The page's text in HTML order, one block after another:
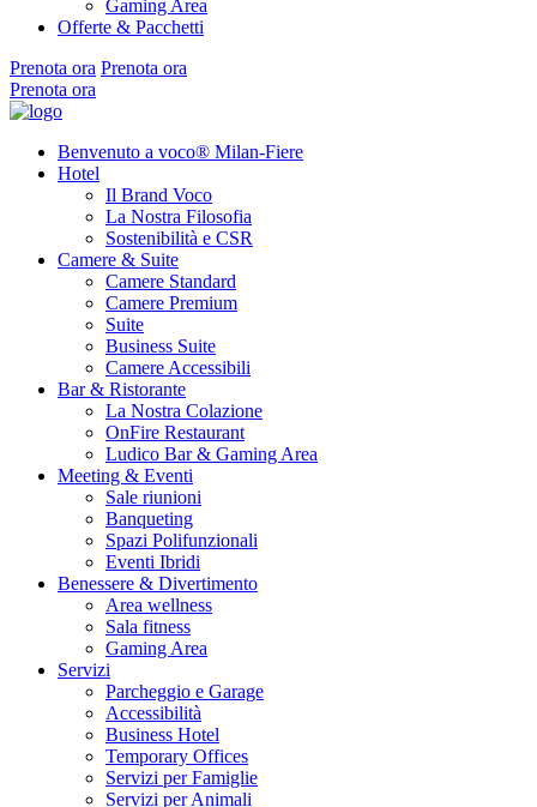
Gaming Area
Offerte & Pacchetti
Prenota ora Prenota ora
Prenota ora
Benvenuto a voco® Milan-Fiere
Hotel
Il Brand Voco
La Nostra Filosofia
Sostenibilità e CSR
Camere & Suite
Camere Standard
Camere Premium
Suite
Business Suite
Camere Accessibili
Bar & Ristorante
La Nostra Colazione
OnFire Restaurant
Ludico Bar & Gaming Area
Meeting & Eventi
Sale riunioni
Banqueting
Spazi Polifunzionali
Eventi Ibridi
Benessere & Divertimento
Area wellness
Sala fitness
Gaming Area
Servizi
Parcheggio e Garage
Accessibilità
Business Hotel
Temporary Offices
Servizi per Famiglie
Servizi per Animali